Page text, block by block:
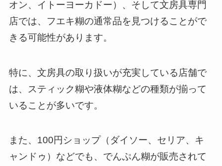
オン、イトーヨーカドー）、そして文房具専門
店では、フエキ糊の通常品を見つけることがで
きる可能性があります。
特に、文房具の取り扱いが充実している店舗で
は、スティック糊や液体糊などの種類が揃って
いることが多いです。
また、100円ショップ（ダイソー、セリア、キ
ャンドゥ）などでも、でんぷん糊が販売されて